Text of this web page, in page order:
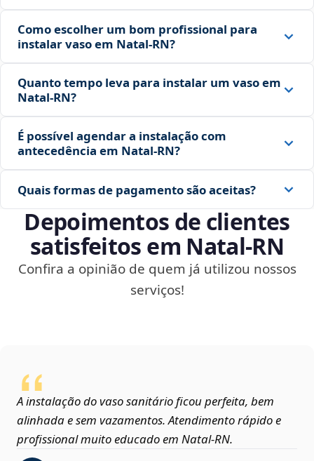
Como escolher um bom profissional para
instalar vaso em Natal‑RN?
Quanto tempo leva para instalar um vaso em
Natal‑RN?
É possível agendar a instalação com
antecedência em Natal‑RN?
Quais formas de pagamento são aceitas?
Depoimentos de clientes
satisfeitos em Natal‑RN
Confira a opinião de quem já utilizou nossos
serviços!
A instalação do vaso sanitário ficou perfeita, bem
alinhada e sem vazamentos. Atendimento rápido e
profissional muito educado em Natal‑RN.